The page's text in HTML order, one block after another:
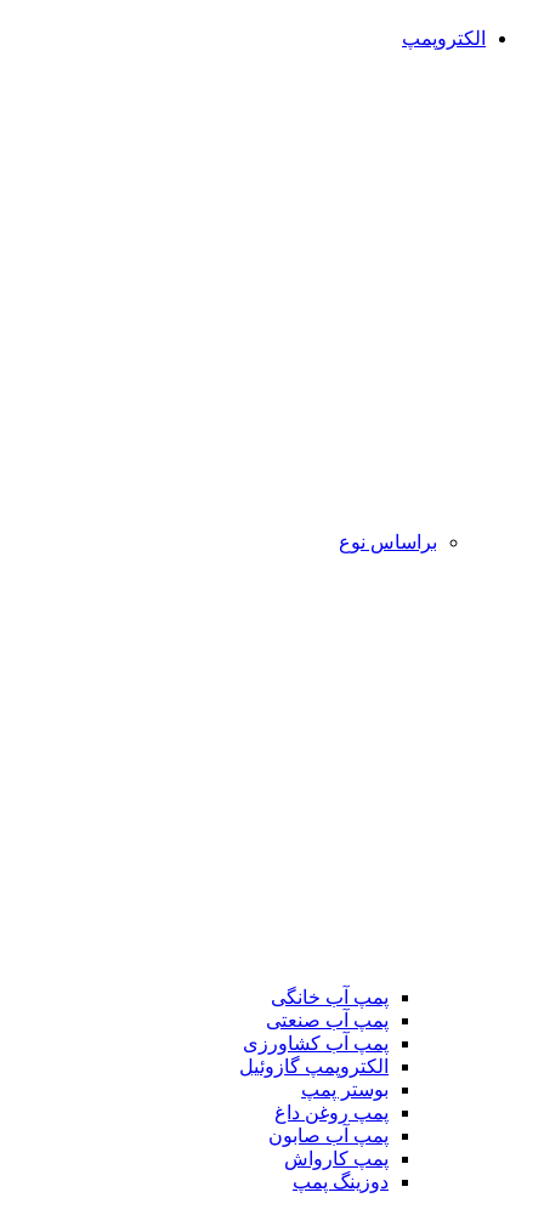
الکتروپمپ
براساس نوع
پمپ آب خانگی
پمپ آب صنعتی
پمپ آب کشاورزی
الکتروپمپ گازوئیل
بوستر پمپ
پمپ روغن داغ
پمپ آب صابون
پمپ کارواش
دوزینگ پمپ